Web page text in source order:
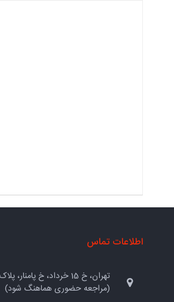
اطلاعات تماس
(مراجعه حضوری هماهنگ شود)